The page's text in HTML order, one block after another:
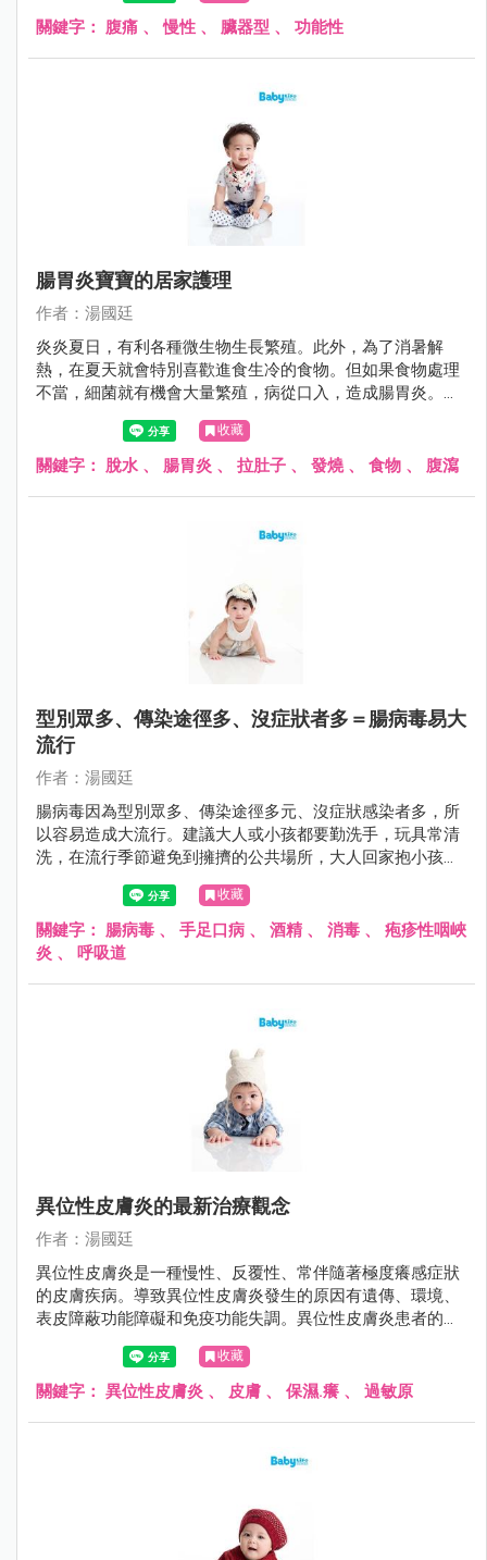
題，但許多父母又怕因為疏忽大意而延誤病情，搞得一個頭
關鍵字： 腹痛 、慢性 、 臟器型 、 功能性
腸胃炎寶寶的居家護理
作者：湯國廷
炎炎夏日，有利各種微生物生長繁殖。此外，為了消暑解
熱，在夏天就會特別喜歡進食生冷的食物。但如果食物處理
不當，細菌就有機會大量繁殖，病從口入，造成腸胃炎。腸
胃炎的症狀不外乎嘔吐與腹瀉，其症狀可輕可重，就醫之
前，如何避免進一步惡化，其實有些撇步。
收藏
關鍵字： 脫水 、 腸胃炎 、 拉肚子 、 發燒、 食物 、 腹瀉
型別眾多、傳染途徑多、沒症狀者多＝腸病毒易大
流行
作者：湯國廷
腸病毒因為型別眾多、傳染途徑多元、沒症狀感染者多，所
以容易造成大流行。建議大人或小孩都要勤洗手，玩具常清
洗，在流行季節避免到擁擠的公共場所，大人回家抱小孩之
前要更衣和洗手，對於家中第二位感染腸病毒患者，因其所
接受的病毒量往往較高，嚴重度可能提高，更要小心有無重
症前兆。
收藏
關鍵字： 腸病毒 、 手足口病 、 酒精 、 消毒 、 疱疹性咽峽
炎 、 呼吸道
異位性皮膚炎的最新治療觀念
作者：湯國廷
異位性皮膚炎是一種慢性、反覆性、常伴隨著極度癢感症狀
的皮膚疾病。導致異位性皮膚炎發生的原因有遺傳、環境、
表皮障蔽功能障礙和免疫功能失調。異位性皮膚炎患者的皮
膚角質層因為fillaggrin（一種存在於人體表皮中的蛋白質）
缺陷、神經醯胺（ceremide）降低，導致皮膚的表皮障蔽功
能缺損、保水能力差、表皮上的細菌過度增生，讓過敏原易
收藏
關鍵字： 異位性皮膚炎 、 皮膚 、 保濕.癢 、 過敏原